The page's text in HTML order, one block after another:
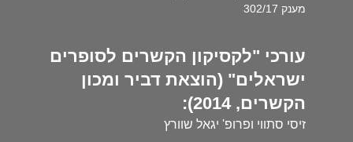
מענק 302/17
עורכי "לקסיקון הקשרים לסופרים
ישראלים" (הוצאת דביר ומכון
הקשרים, 2014):
זיסי סתווי ופרופ' יגאל שוורץ